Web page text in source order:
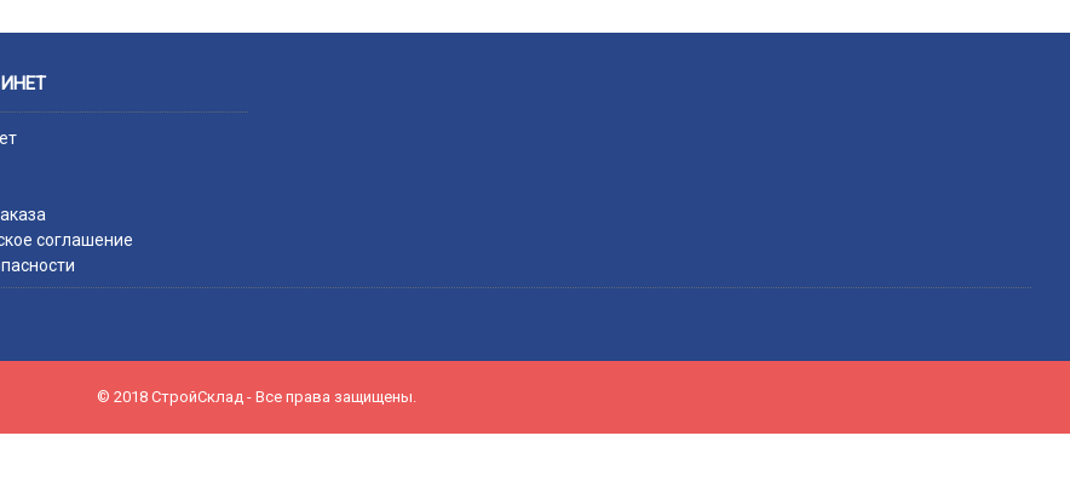
соглашение
© 2018 СтройСклад - Все права защищены.